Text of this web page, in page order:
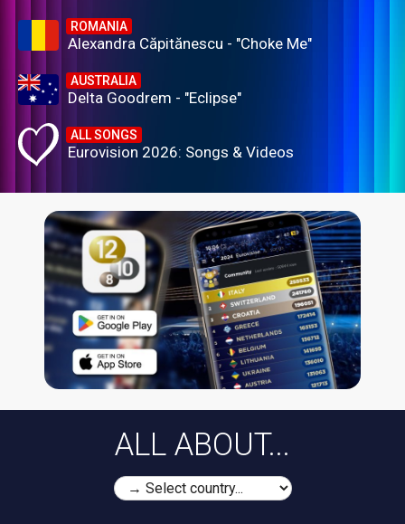
ROMANIA
Alexandra Căpitănescu - "Choke Me"
AUSTRALIA
Delta Goodrem - "Eclipse"
ALL SONGS
Eurovision 2026: Songs & Videos
ALL ABOUT...